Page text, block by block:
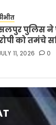
पुलिस ने
को तमंचे
11, 2026 0